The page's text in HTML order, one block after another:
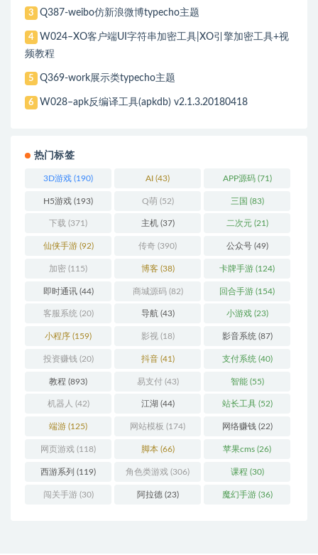
3 Q387-weibo仿新浪微博typecho主题
4
W024–XO客户端UI字符串加密工具|XO引擎加密工具+视
频教程
5 Q369-work展示类typecho主题
6 W028–apk反编译工具(apkdb) v2.1.3.20180418
热门标签
3D游戏 (190) AI (43) APP源码(71)
H5游戏 (193) Q萌(52) 三国 (83)
下载 (371) 主机(37) 二次元(21)
仙侠手游(92) 传奇 (390) 公众号(49)
加密 (115) 博客(38) 卡牌手游 (124)
即时通讯(44) 商城源码(82) 回合手游 (154)
客服系统(20) 导航(43) 小游戏(23)
小程序 (159) 影视(18) 影音系统 (87)
投资赚钱 (20) 抖音(41) 支付系统 (40)
教程 (893) 易支付(43) 智能(55)
机器人 (42) 江湖 (44) 站长工具(52)
端游 (125) 网站模板 (174) 网络赚钱(22)
网页游戏 (118) 脚本(66) 苹果cms (26)
西游系列 (119) 角色类游戏 (306) 课程 (30)
闯关手游(30) 阿拉德(23) 魔幻手游(36)